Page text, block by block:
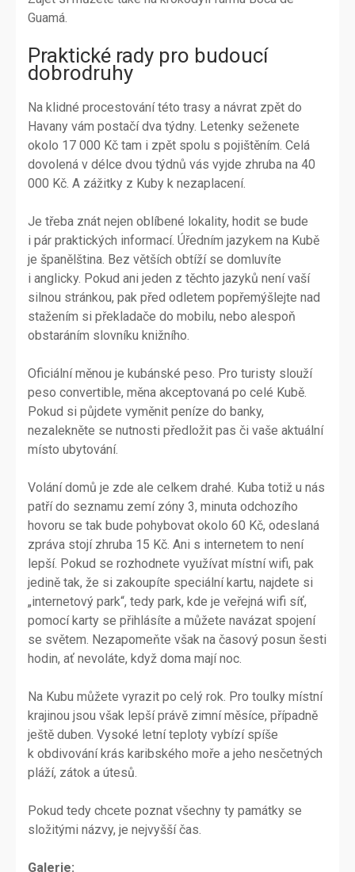
Guamá.
Praktické rady pro budoucí
dobrodruhy
Na klidné procestování této trasy a návrat zpět do
Havany vám postačí dva týdny. Letenky seženete
okolo 17 000 Kč tam i zpět spolu s pojištěním. Celá
dovolená v délce dvou týdnů vás vyjde zhruba na 40
000 Kč. A zážitky z Kuby k nezaplacení.
Je třeba znát nejen oblíbené lokality, hodit se bude
i pár praktických informací. Úředním jazykem na Kubě
je španělština. Bez větších obtíží se domluvíte
i anglicky. Pokud ani jeden z těchto jazyků není vaší
silnou stránkou, pak před odletem popřemýšlejte nad
stažením si překladače do mobilu, nebo alespoň
obstaráním slovníku knižního.
Oficiální měnou je kubánské peso. Pro turisty slouží
peso convertible, měna akceptovaná po celé Kubě.
Pokud si půjdete vyměnit peníze do banky,
nezalekněte se nutnosti předložit pas či vaše aktuální
místo ubytování.
Volání domů je zde ale celkem drahé. Kuba totiž u nás
patří do seznamu zemí zóny 3, minuta odchozího
hovoru se tak bude pohybovat okolo 60 Kč, odeslaná
zpráva stojí zhruba 15 Kč. Ani s internetem to není
lepší. Pokud se rozhodnete využívat místní wifi, pak
jedině tak, že si zakoupíte speciální kartu, najdete si
„internetový park“, tedy park, kde je veřejná wifi síť,
pomocí karty se přihlásíte a můžete navázat spojení
se světem. Nezapomeňte však na časový posun šesti
hodin, ať nevoláte, když doma mají noc.
Na Kubu můžete vyrazit po celý rok. Pro toulky místní
krajinou jsou však lepší právě zimní měsíce, případně
ještě duben. Vysoké letní teploty vybízí spíše
k obdivování krás karibského moře a jeho nesčetných
pláží, zátok a útesů.
Pokud tedy chcete poznat všechny ty památky se
složitými názvy, je nejvyšší čas.
Galerie: